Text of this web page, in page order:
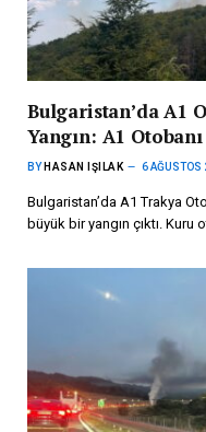
Bulgaristan’da A1
Yangın: A1
BY HASAN IŞILAK 6 AĞUSTOS
Bulgaristan’da A1 Trakya
büyük bir yangın çıktı. Kuru